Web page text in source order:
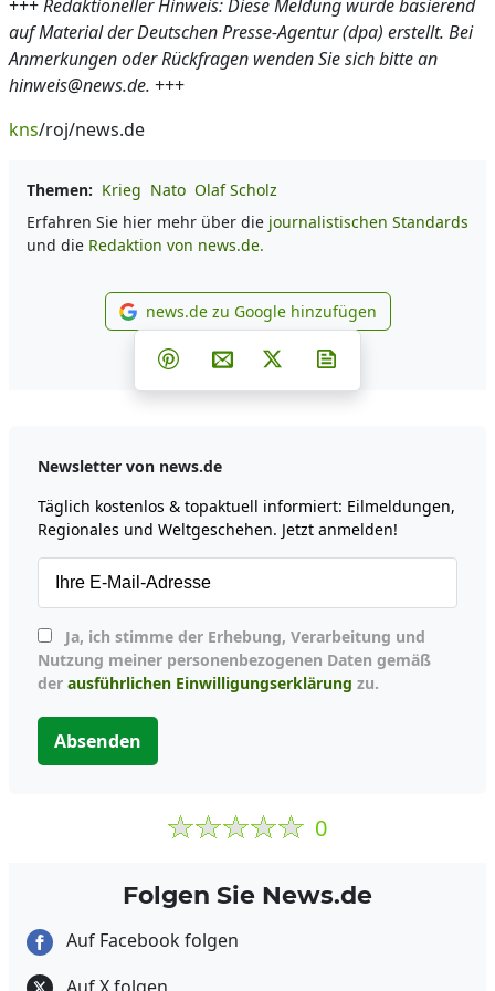
+++Redaktioneller Hinweis: Diese Meldung wurde basierend
auf Material der Deutschen Presse-Agentur (dpa) erstellt. Bei
Anmerkungen oder Rückfragen wenden Sie sich bitte an
hinweis@news.de. +++
kns/roj/news.de
Themen: Krieg Nato Olaf Scholz
Erfahren Sie hier mehr über die journalistischen Standards
und die Redaktion von news.de.
news.de zu Google
news.de zu Google hinzufügen
Teilen auf Facebook
Teilen auf Whatsapp
Teilen auf Telegram
Teilen auf Pinterest
Per E-Mail teilen
Post auf X
Newsletter von news.de
Täglich kostenlos & topaktuell informiert: Eilmeldungen,
Regionales und Weltgeschehen. Jetzt anmelden!
Nutzung meiner personenbezogenen Daten gemäß
der ausführlichen Einwilligungserklärung zu.
Absenden
0
Folgen Sie News.de
Auf Facebook folgen